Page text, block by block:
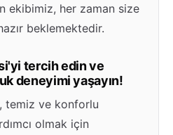
ekibimiz, her zaman size
beklemektedir.
tercih edin ve
deneyimi yaşayın!
temiz ve konforlu
olmak için